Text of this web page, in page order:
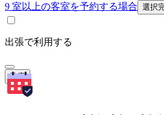
9 室以上の客室を予約する場合 選択
出張で利用する
検索